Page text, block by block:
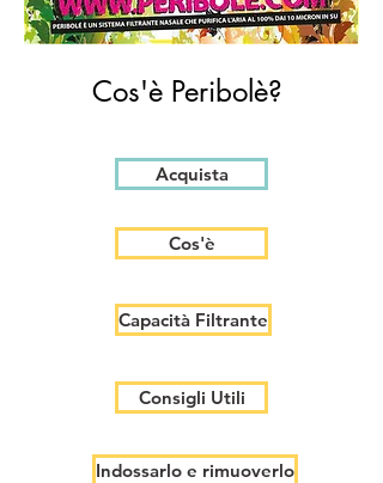
Cos'è Peribolè?
Acquista
Cos'è
Capacità Filtrante
Consigli Utili
Indossarlo e rimuoverlo